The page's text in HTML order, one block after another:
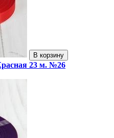
В корзину
23 м. №26